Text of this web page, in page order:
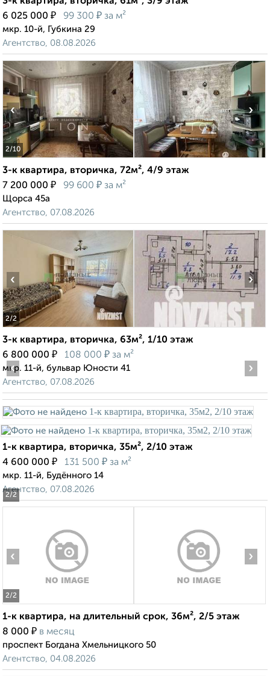
6 025 000 ₽ 99 300 ₽ за м²
мкр. 10-й, Губкина 29
Агентство, 08.08.2026
2/10
‹ ›
3-к квартира, вторичка, 72м², 4/9 этаж
7 200 000 ₽ 99 600 ₽ за м²
Щорса 45а
Агентство, 07.08.2026
2/2
‹ ›
3-к квартира, вторичка, 63м², 1/10 этаж
6 800 000 ₽ 108 000 ₽ за м²
мкр. 11-й, бульвар Юности 41
Агентство, 07.08.2026
2/2
‹ ›
1-к квартира, вторичка, 35м², 2/10 этаж
4 600 000 ₽ 131 500 ₽ за м²
мкр. 11-й, Будённого 14
Агентство, 07.08.2026
2/2
‹ ›
1-к квартира, на длительный срок, 36м², 2/5 этаж
8 000 ₽ в месяц
проспект Богдана Хмельницкого 50
Агентство, 04.08.2026